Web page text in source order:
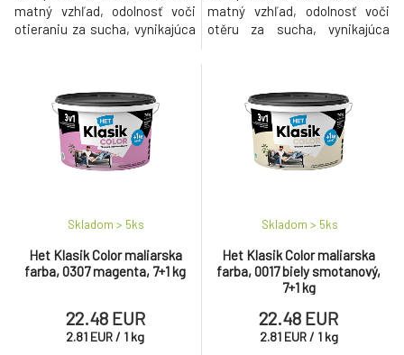
matný vzhľad, odolnosť voči
otieraniu za sucha, vynikajúca
matný vzhľad, odolnosť voči
otěru za sucha, vynikajúca
Het Klasik Color maliarska
farba, 0307 magenta, 7+1 kg
Skladom > 5ks
22.48 EUR
2.81 EUR/ 1 kg
Het Klasik Color maliarska
farba, 0017 biely smotanový,
7+1 kg
Skladom > 5ks
22.48 EUR
2.81 EUR / 1 kg